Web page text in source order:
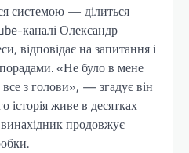
системою — ділиться
каналі Олександр
відповідає на запитання і
«Не було в мене
все з голови», — згадує він
історія живе в десятках
винахідник продовжує